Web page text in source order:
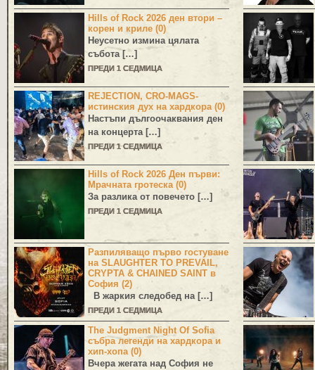
Hills of Rock 2026 ден втори –
корен и криле (0)
Неусетно измина цялата
събота […]
ПРЕДИ 1 СЕДМИЦА
REJECTION, CRO-MAGS-
истинския дух на хардкора (0)
Настъпи дългоочаквания ден
на концерта […]
ПРЕДИ 1 СЕДМИЦА
Hills of Rock 2026 Ден първи:
Мрачната гротеска (0)
За разлика от повечето […]
ПРЕДИ 1 СЕДМИЦА
Разпиляващо първо гостуване
на SLAUGHTER TO PREVAIL,
CRYPTA & CHAINED SAINT в
София (2)
В жаркия следобед на […]
ПРЕДИ 1 СЕДМИЦА
The Judgment Night Of Sofia
събра легенди на хардкора и
хип-хопа (0)
Вчера жегата над София не